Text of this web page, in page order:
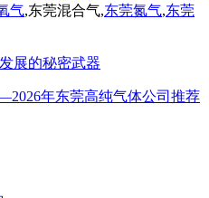
气,东莞混合气,东莞氮气,东莞
展的秘密武器
年东莞高纯气体公司推荐